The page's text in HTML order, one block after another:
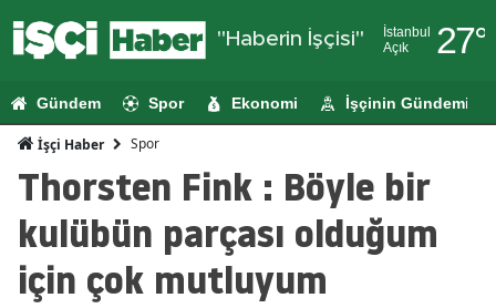
"Haberin İşçisi"
İstanbul
Açık
27°
Adıyaman
Ağrı
Amasya
Gündem Spor Ekonomi İşçinin Gündemi
İşçi Haber Spor
Thorsten Fink : Böyle bir
kulübün parçası olduğum
için çok mutluyum